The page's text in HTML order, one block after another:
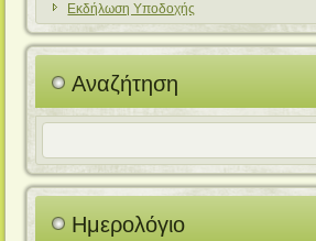
Εκδήλωση Υποδοχής
Αναζήτηση
Ημερολόγιο